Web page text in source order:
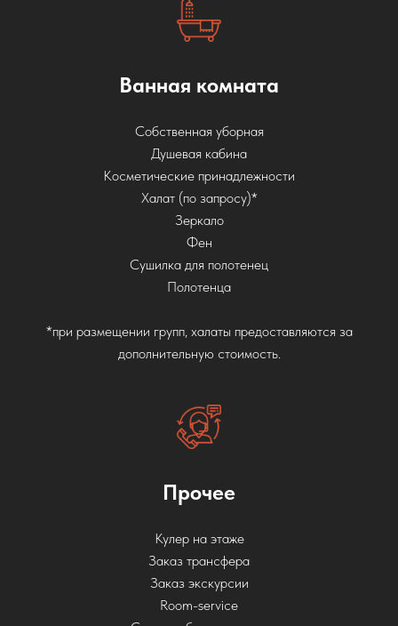
Ванная комната
Собственная уборная
Душевая кабина
Косметические принадлежности
Халат (по запросу)*
Зеркало
Фен
Сушилка для полотенец
Полотенца
*при размещении групп, халаты предоставляются за
дополнительную стоимость.
Прочее
Кулер на этаже
Заказ трансфера
Заказ экскурсии
Room-service